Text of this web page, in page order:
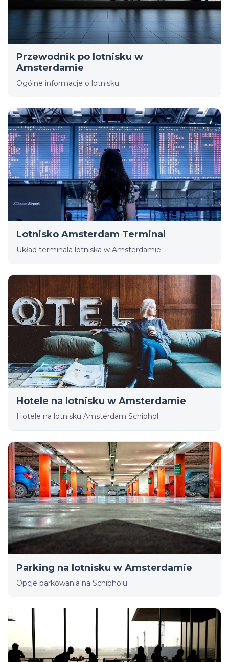
Przewodnik po lotnisku w
Amsterdamie
Ogólne informacje o lotnisku
Lotnisko Amsterdam Terminal
Układ terminala lotniska w Amsterdamie
Hotele na lotnisku w Amsterdamie
Hotele na lotnisku Amsterdam Schiphol
Parking na lotnisku w Amsterdamie
Opcje parkowania na Schipholu